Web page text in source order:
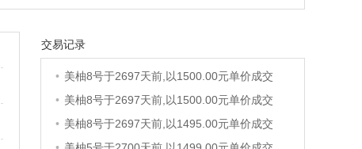
交易记录
• 美柚36号于2689天前,以1200.00元单价成交
美柚8号于2697天前,以1500.00元单价成交
美柚8号于2697天前,以1500.00元单价成交
美柚8号于2697天前,以1495.00元单价成交
美柚5号于2700天前,以1499.00元单价成交